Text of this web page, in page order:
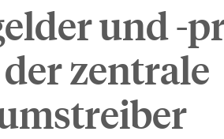
und -
zentrale